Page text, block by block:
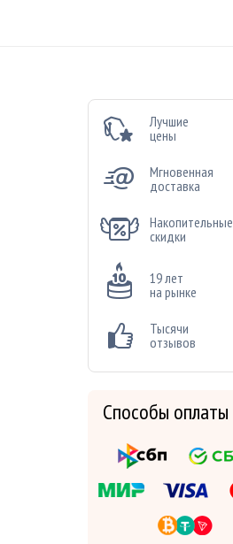
Лучшие
цены
Мгновенная
доставка
Накопительные
скидки
19 лет
на рынке
Тысячи
отзывов
Способы оплаты